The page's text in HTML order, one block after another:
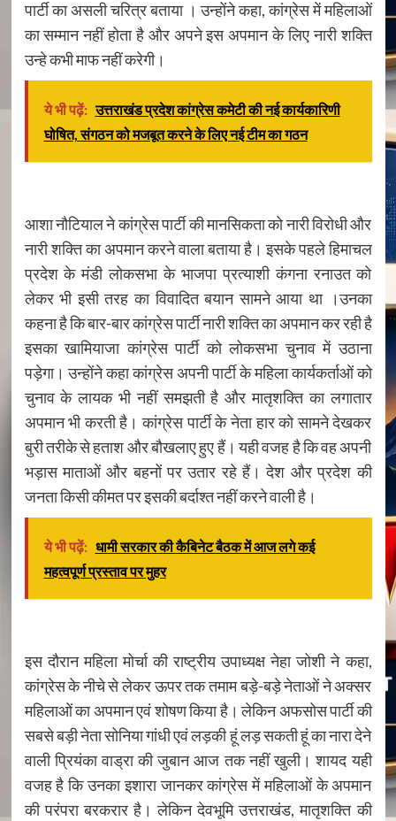
पार्टी का असली चरित्र बताया । उन्होंने कहा, कांग्रेस में महिलाओं
का सम्मान नहीं होता है और अपने इस अपमान के लिए नारी शक्ति
उन्हे कभी माफ नहीं करेगी।
ये भी पढ़ें: उत्तराखंड प्रदेश कांग्रेस कमेटी की नई कार्यकारिणी
घोषित, संगठन को मजबूत करने के लिए नई टीम का गठन
आशा नौटियाल ने कांग्रेस पार्टी की मानसिकता को नारी विरोधी और
नारी शक्ति का अपमान करने वाला बताया है। इसके पहले हिमाचल
प्रदेश के मंडी लोकसभा के भाजपा प्रत्याशी कंगना रनाउत को
लेकर भी इसी तरह का विवादित बयान सामने आया था ।उनका
कहना है कि बार-बार कांग्रेस पार्टी नारी शक्ति का अपमान कर रही है
इसका खामियाजा कांग्रेस पार्टी को लोकसभा चुनाव में उठाना
पड़ेगा। उन्होंने कहा कांग्रेस अपनी पार्टी के महिला कार्यकर्ताओं को
चुनाव के लायक भी नहीं समझती है और मातृशक्ति का लगातार
अपमान भी करती है। कांग्रेस पार्टी के नेता हार को सामने देखकर
बुरी तरीके से हताश और बौखलाए हुए हैं। यही वजह है कि वह अपनी
भड़ास माताओं और बहनों पर उतार रहे हैं। देश और प्रदेश की
जनता किसी कीमत पर इसकी बर्दाश्त नहीं करने वाली है।
ये भी पढ़ें: धामी सरकार की कैबिनेट बैठक में आज लगे कई
महत्वपूर्ण प्रस्ताव पर मुहर
इस दौरान महिला मोर्चा की राष्ट्रीय उपाध्यक्ष नेहा जोशी ने कहा,
कांग्रेस के नीचे से लेकर ऊपर तक तमाम बड़े-बड़े नेताओं ने अक्सर
महिलाओं का अपमान एवं शोषण किया है। लेकिन अफसोस पार्टी की
सबसे बड़ी नेता सोनिया गांधी एवं लड़की हूं लड़ सकती हूं का नारा देने
वाली प्रियंका वाड्रा की जुबान आज तक नहीं खुली। शायद यही
वजह है कि उनका इशारा जानकर कांग्रेस में महिलाओं के अपमान
की परंपरा बरकरार है। लेकिन देवभूमि उत्तराखंड, मातृशक्ति की